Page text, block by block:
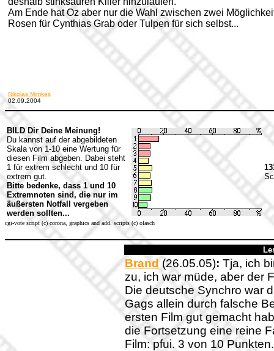
Am Ende hat Oz aber nur die Wahl zwischen zwei
Rosen für Cynthias Grab oder Tulpen für sich selbst...
Nikolas Mimkes
02.09.2004
BILD Dir Deine Meinung!
Du kannst auf der abgebildeten
Skala von 1-10 eine Wertung für
diesen Film abgeben. Dabei steht
1 für extrem schlecht und 10 für
extrem gut.
Bitte bedenke, dass 1 und 10
Extremnoten sind, die nur im
äußersten Notfall vergeben
werden sollten...
cgi-vote script (c) corona, graphics and add. scripts (c) olasch
Brand (26.05.05): Tja, ich
zu, ich war müde, aber der
Die deutsche Synchro war
Gags allein durch falsche
ersten Film gut gemacht
die Fortsetzung eine reine
Film: pfui. 3 von 10 Punkten.